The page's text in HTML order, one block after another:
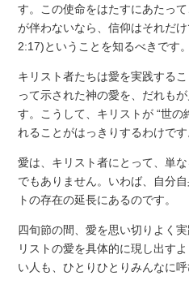
す。この使命をはたすにあたっ
が伴わないなら、信仰はそれだ
2:17)ということを知るべきです。
キリスト者たちは愛を実践する
って示された神の愛を、だれも
す。こうして、キリストが “世の
れることがはっきりするわけです
愛は、キリスト者にとって、単
でもありません。いわば、自分
トの存在の延長にあるのです。
四旬節の間、愛を思い切りよく
リストの愛を具体的に現し出す
い人も、ひとりひとりみんなに呼